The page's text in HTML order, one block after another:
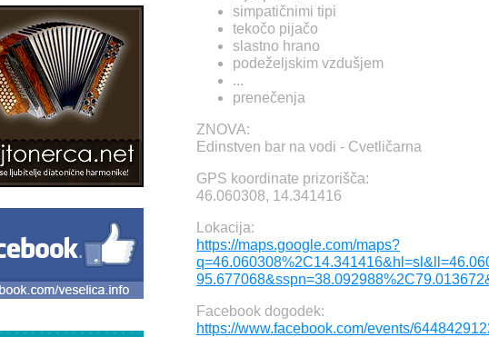
simpatičnimi tipi
tekočo pijačo
slastno hrano
podeželjskim vzdušjem
...
prenečenja
ZNOVA:
Edinstven bar na vodi - Cvetličarna
GPS koordinate prizorišča:
46.060308, 14.341416
Lokacija:
https://maps.google.com/maps?
Facebook dogodek:
https://www.facebook.com/events/